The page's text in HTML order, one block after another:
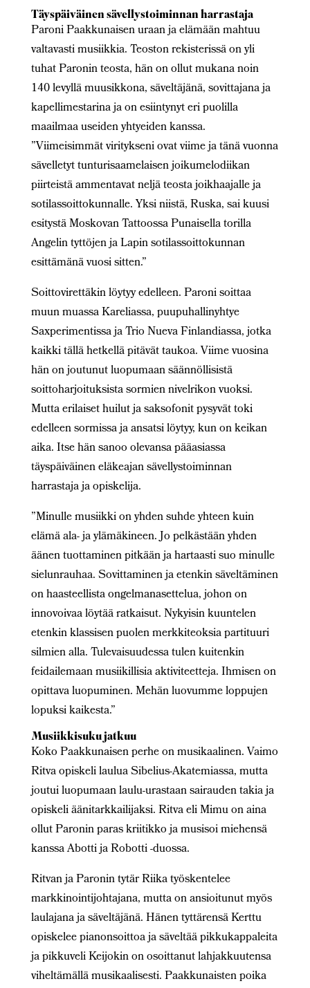
Täyspäiväinen sävellystoiminnan harrastaja
Paroni Paakkunaisen uraan ja elämään mahtuu
valtavasti musiikkia. Teoston rekisterissä on yli
tuhat Paronin teosta, hän on ollut mukana noin
140 levyllä muusikkona, säveltäjänä, sovittajana ja
kapellimestarina ja on esiintynyt eri puolilla
maailmaa useiden yhtyeiden kanssa.
”Viimeisimmät viritykseni ovat viime ja tänä vuonna
sävelletyt tunturisaamelaisen joikumelodiikan
piirteistä ammentavat neljä teosta joikhaajalle ja
sotilassoittokunnalle. Yksi niistä, Ruska, sai kuusi
esitystä Moskovan Tattoossa Punaisella torilla
Angelin tyttöjen ja Lapin sotilassoittokunnan
esittämänä vuosi sitten.”
Soittovirettäkin löytyy edelleen. Paroni soittaa
muun muassa Kareliassa, puupuhallinyhtye
Saxperimentissa ja Trio Nueva Finlandiassa, jotka
kaikki tällä hetkellä pitävät taukoa. Viime vuosina
hän on joutunut luopumaan säännöllisistä
soittoharjoituksista sormien nivelrikon vuoksi.
Mutta erilaiset huilut ja saksofonit pysyvät toki
edelleen sormissa ja ansatsi löytyy, kun on keikan
aika. Itse hän sanoo olevansa pääasiassa
täyspäiväinen eläkeajan sävellystoiminnan
harrastaja ja opiskelija.
”Minulle musiikki on yhden suhde yhteen kuin
elämä ala- ja ylämäkineen. Jo pelkästään yhden
äänen tuottaminen pitkään ja hartaasti suo minulle
sielunrauhaa. Sovittaminen ja etenkin säveltäminen
on haasteellista ongelmanasettelua, johon on
innovoivaa löytää ratkaisut. Nykyisin kuuntelen
etenkin klassisen puolen merkkiteoksia partituuri
silmien alla. Tulevaisuudessa tulen kuitenkin
feidailemaan musiikillisia aktiviteetteja. Ihmisen on
opittava luopuminen. Mehän luovumme loppujen
lopuksi kaikesta.”
Musiikkisuku jatkuu
Koko Paakkunaisen perhe on musikaalinen. Vaimo
Ritva opiskeli laulua Sibelius-Akatemiassa, mutta
joutui luopumaan laulu-urastaan sairauden takia ja
opiskeli äänitarkkailijaksi. Ritva eli Mimu on aina
ollut Paronin paras kriitikko ja musisoi miehensä
kanssa Abotti ja Robotti -duossa.
Ritvan ja Paronin tytär Riika työskentelee
markkinointijohtajana, mutta on ansioitunut myös
laulajana ja säveltäjänä. Hänen tyttärensä Kerttu
opiskelee pianonsoittoa ja säveltää pikkukappaleita
ja pikkuveli Keijokin on osoittanut lahjakkuutensa
viheltämällä musikaalisesti. Paakkunaisten poika